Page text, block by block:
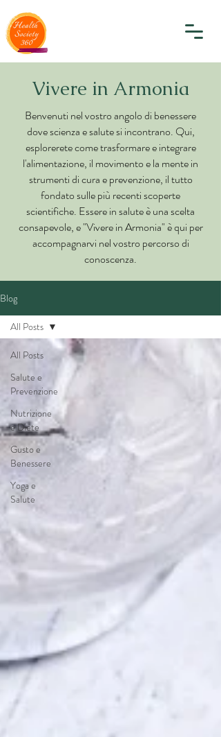
Vivere in Armonia
Benvenuti nel vostro angolo di benessere
dove scienza e salute si incontrano. Qui,
esplorerete come trasformare e integrare
l'alimentazione, il movimento e la mente in
strumenti di cura e prevenzione, il tutto
fondato sulle più recenti scoperte
scientifiche. Essere in salute è una scelta
consapevole, e "Vivere in Armonia" è qui per
accompagnarvi nel vostro percorso di
conoscenza.
Blog
All Posts
Salute e
Prevenzione
Nutrizione
e Diete
Gusto e
Benessere
Yoga e
Salute
All Posts